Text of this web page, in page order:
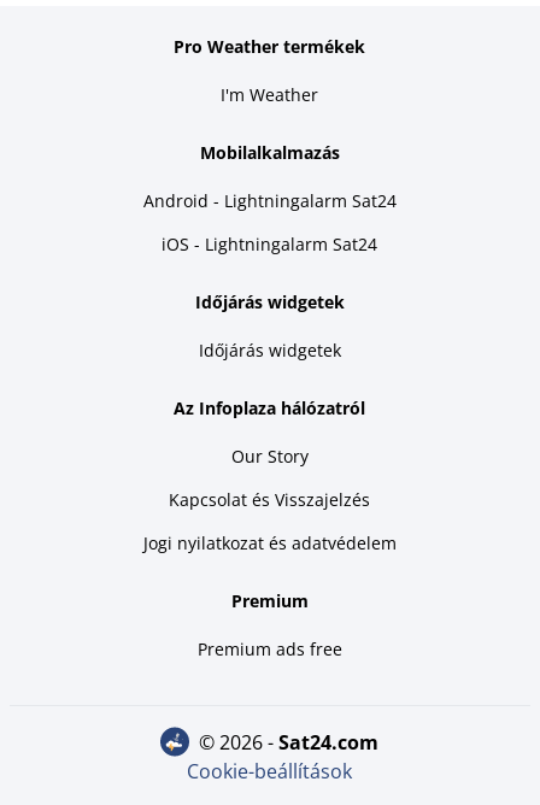
Pro Weather termékek
I'm Weather
Mobilalkalmazás
Android - Lightningalarm Sat24
iOS - Lightningalarm Sat24
Időjárás widgetek
Időjárás widgetek
Az Infoplaza hálózatról
Our Story
Kapcsolat és Visszajelzés
Jogi nyilatkozat és adatvédelem
Premium
Premium ads free
© 2026 - sat24.com
Cookie-beállítások